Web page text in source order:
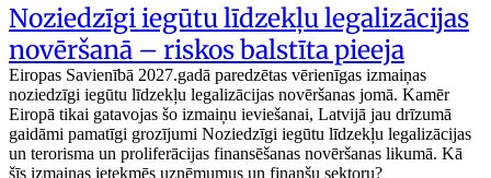
Noziedzīgi iegūtu līdzekļu legalizācijas
novēršanā – riskos balstīta pieeja
Eiropas Savienībā 2027.gadā paredzētas vērienīgas izmaiņas
noziedzīgi iegūtu līdzekļu legalizācijas novēršanas jomā. Kamēr
Eiropā tikai gatavojas šo izmaiņu ieviešanai, Latvijā jau drīzumā
gaidāmi pamatīgi grozījumi Noziedzīgi iegūtu līdzekļu legalizācijas
un terorisma un proliferācijas finansēšanas novēršanas likumā. Kā
šīs izmaiņas ietekmēs uzņēmumus un finanšu sektoru?